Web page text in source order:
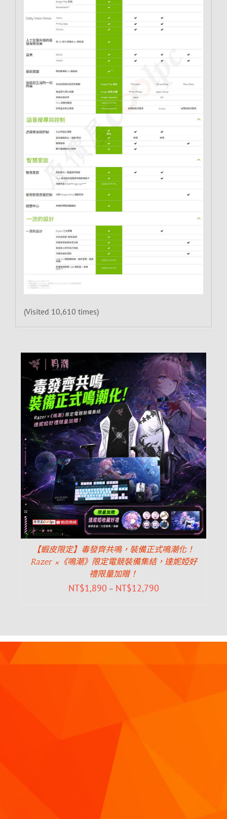
(Visited 10,610 times)
【蝦皮限定】毒發齊共鳴，裝備正式鳴潮化！
Razer ×《鳴潮》限定電競裝備集結，達妮婭好
禮限量加贈！
NT$1,890 – NT$12,790